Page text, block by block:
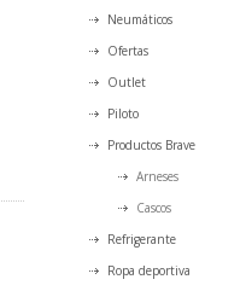
Neumáticos
Ofertas
Outlet
Piloto
Productos Brave
Arneses
Cascos
Refrigerante
Ropa deportiva